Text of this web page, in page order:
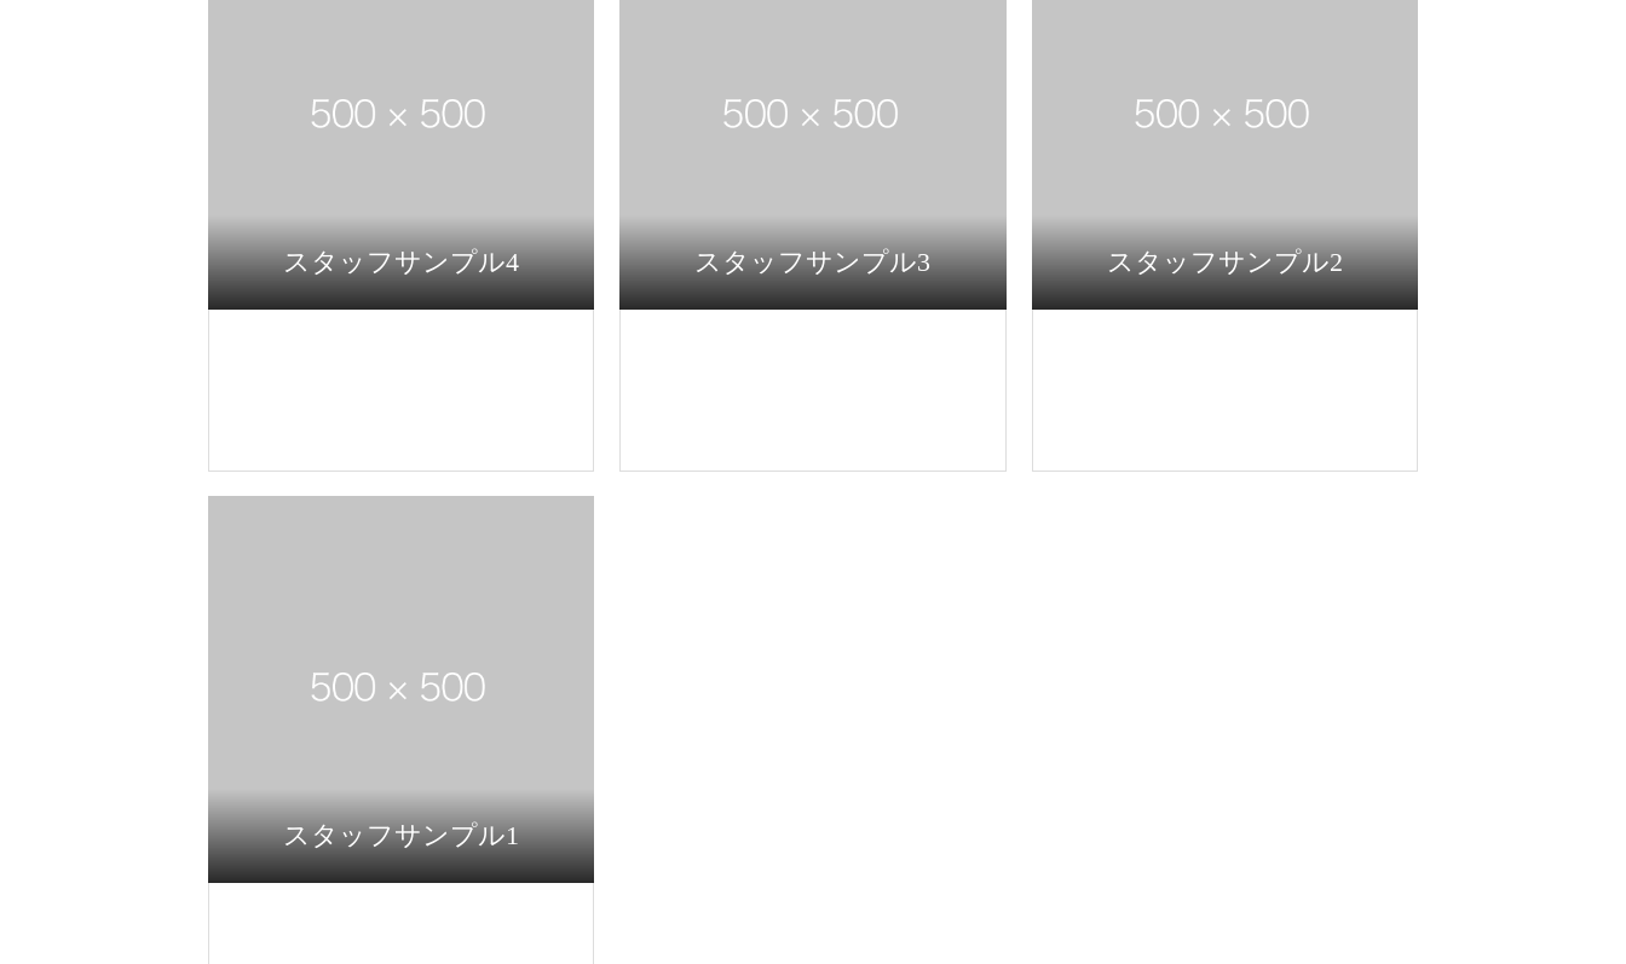
スタッフサンプル4 スタッフサンプル3 スタッフサンプル2
スタッフサンプル1